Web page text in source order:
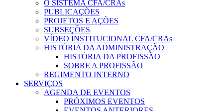
O SISTEMA CFA/CRAs
PUBLICAÇÕES
PROJETOS E AÇÕES
SUBSEÇÕES
VÍDEO INSTITUCIONAL CFA/CRAs
HISTÓRIA DA ADMINISTRAÇÃO
HISTÓRIA DA PROFISSÃO
SOBRE A PROFISSÃO
REGIMENTO INTERNO
SERVIÇOS
AGENDA DE EVENTOS
PRÓXIMOS EVENTOS